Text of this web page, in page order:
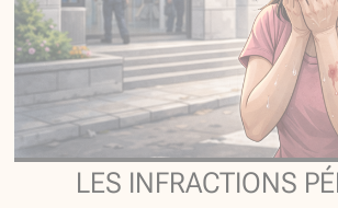
LES INFRACTIONS